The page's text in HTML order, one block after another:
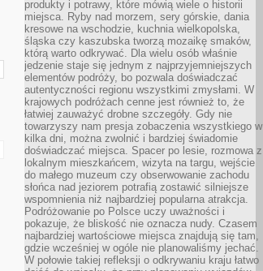
produkty i potrawy, które mówią wiele o historii
miejsca. Ryby nad morzem, sery górskie, dania
kresowe na wschodzie, kuchnia wielkopolska,
śląska czy kaszubska tworzą mozaikę smaków,
którą warto odkrywać. Dla wielu osób właśnie
jedzenie staje się jednym z najprzyjemniejszych
elementów podróży, bo pozwala doświadczać
autentyczności regionu wszystkimi zmysłami. W
krajowych podróżach cenne jest również to, że
łatwiej zauważyć drobne szczegóły. Gdy nie
towarzyszy nam presja zobaczenia wszystkiego w
kilka dni, można zwolnić i bardziej świadomie
doświadczać miejsca. Spacer po lesie, rozmowa z
lokalnym mieszkańcem, wizyta na targu, wejście
do małego muzeum czy obserwowanie zachodu
słońca nad jeziorem potrafią zostawić silniejsze
wspomnienia niż najbardziej popularna atrakcja.
Podróżowanie po Polsce uczy uważności i
pokazuje, że bliskość nie oznacza nudy. Czasem
najbardziej wartościowe miejsca znajdują się tam,
gdzie wcześniej w ogóle nie planowaliśmy jechać.
W połowie takiej refleksji o odkrywaniu kraju łatwo